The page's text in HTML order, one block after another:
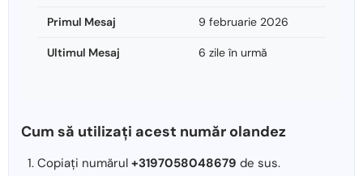
Primul Mesaj 9 februarie 2026
Ultimul Mesaj 6 zile în urmă
Cum să utilizați acest număr olandez
Copiați numărul +3197058048679 de sus.